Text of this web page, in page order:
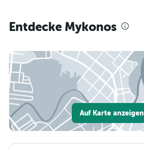
Entdecke Mykonos
Auf Karte anzeigen